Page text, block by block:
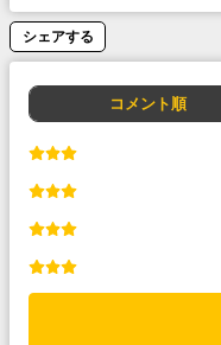
シェアする
コメント順